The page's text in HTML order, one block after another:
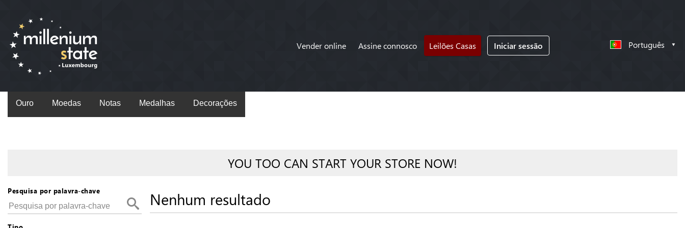
Vender online Assine connosco Leilões Casas Iniciar sessão Português
Ouro Moedas Notas Medalhas Decorações
YOU TOO CAN START YOUR STORE NOW!
Pesquisa por palavra-chave Nenhum resultado